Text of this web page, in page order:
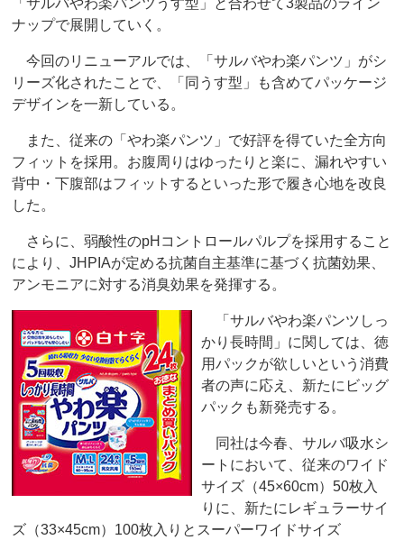
「サルバやわ楽パンツうす型」と合わせて3製品のライン
ナップで展開していく。
今回のリニューアルでは、「サルバやわ楽パンツ」がシ
リーズ化されたことで、「同うす型」も含めてパッケージ
デザインを一新している。
また、従来の「やわ楽パンツ」で好評を得ていた全方向
フィットを採用。お腹周りはゆったりと楽に、漏れやすい
背中・下腹部はフィットするといった形で履き心地を改良
した。
さらに、弱酸性のpHコントロールパルプを採用すること
により、JHPIAが定める抗菌自主基準に基づく抗菌効果、
アンモニアに対する消臭効果を発揮する。
「サルバやわ楽パンツしっ
かり長時間」に関しては、徳
用パックが欲しいという消費
者の声に応え、新たにビッグ
パックも新発売する。
同社は今春、サルバ吸水シ
ートにおいて、従来のワイド
サイズ（45×60cm）50枚入
りに、新たにレギュラーサイ
ズ（33×45cm）100枚入りとスーパーワイドサイズ